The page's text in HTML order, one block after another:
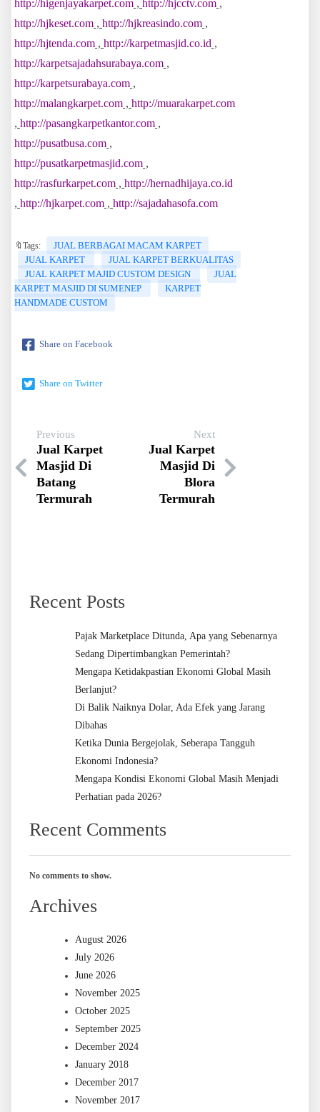
http://higenjayakarpet.com , http://hjcctv.com ,
http://hjkeset.com , http://hjkreasindo.com ,
http://hjtenda.com , http://karpetmasjid.co.id ,
http://karpetsajadahsurabaya.com ,
http://karpetsurabaya.com ,
http://malangkarpet.com , http://muarakarpet.com
, http://pasangkarpetkantor.com ,
http://pusatbusa.com ,
http://pusatkarpetmasjid.com ,
http://rasfurkarpet.com , http://hernadhijaya.co.id
, http://hjkarpet.com , http://sajadahasofa.com
🔖Tags:
JUAL BERBAGAI MACAM KARPET
JUAL KARPET
JUAL KARPET BERKUALITAS
JUAL KARPET MAJID CUSTOM DESIGN
JUAL
KARPET MASJID DI SUMENEP
KARPET
HANDMADE CUSTOM
Share on Facebook
Share on Twitter
Previous
Jual Karpet
Masjid Di
Batang
Termurah
Next
Jual Karpet
Masjid Di
Blora
Termurah
Recent Posts
Pajak Marketplace Ditunda, Apa yang Sebenarnya
Sedang Dipertimbangkan Pemerintah?
Mengapa Ketidakpastian Ekonomi Global Masih
Berlanjut?
Di Balik Naiknya Dolar, Ada Efek yang Jarang
Dibahas
Ketika Dunia Bergejolak, Seberapa Tangguh
Ekonomi Indonesia?
Mengapa Kondisi Ekonomi Global Masih Menjadi
Perhatian pada 2026?
Recent Comments
No comments to show.
Archives
August 2026
July 2026
June 2026
November 2025
October 2025
September 2025
December 2024
January 2018
December 2017
November 2017